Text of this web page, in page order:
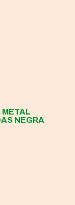
METAL
NEGRA